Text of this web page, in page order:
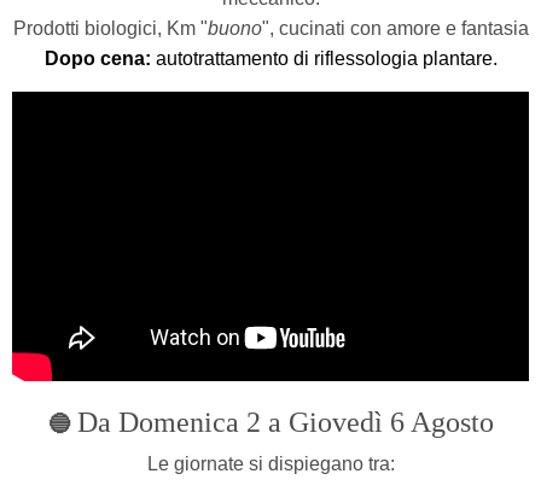
Prodotti biologici, Km "buono", cucinati con amore e fantasia
Dopo cena: autotrattamento di riflessologia plantare.
🔵 Da Domenica 2 a Giovedì 6 Agosto
Le giornate si dispiegano tra: